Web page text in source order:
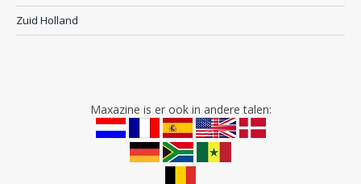
Zuid Holland
Maxazine is er ook in andere talen: